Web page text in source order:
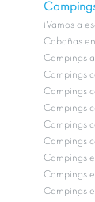
¡Vamos a
Cabañas
Campings
Campings
Campings
Campings
Campings
Campings
Campings
Campings
Campings